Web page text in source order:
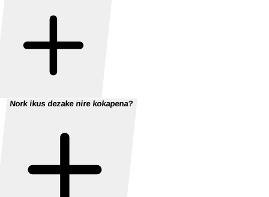
Nork ikus dezake nire kokapena?